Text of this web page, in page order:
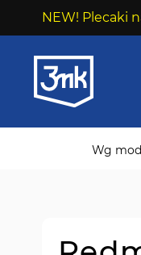
NEW! Plecaki
Przejdź
do
treści
Wg